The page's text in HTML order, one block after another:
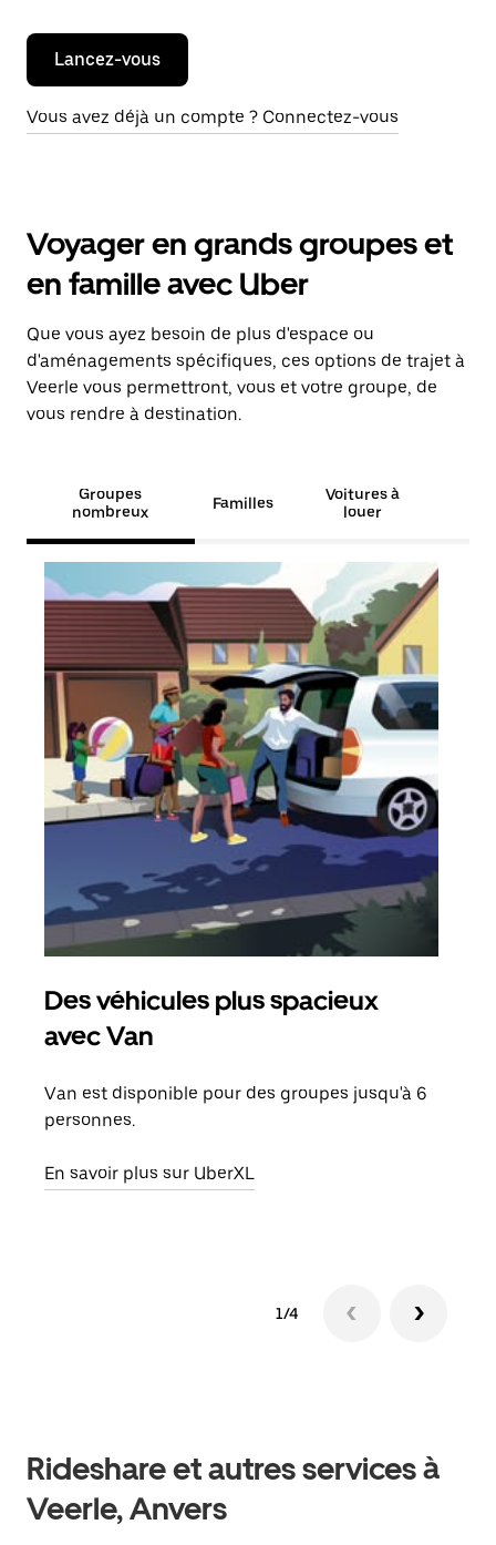
Lancez-vous
Vous avez déjà un compte ? Connectez-vous
Voyager en grands groupes et
en famille avec Uber
Que vous ayez besoin de plus d'espace ou
d'aménagements spécifiques, ces options de trajet à
Veerle vous permettront, vous et votre groupe, de
vous rendre à destination.
Groupes
nombreux
Familles
Voitures à
louer
Des véhicules plus spacieux
avec Van
Van est disponible pour des groupes jusqu'à 6
personnes.
En savoir plus sur UberXL
1/4
Rideshare et autres services à
Veerle, Anvers